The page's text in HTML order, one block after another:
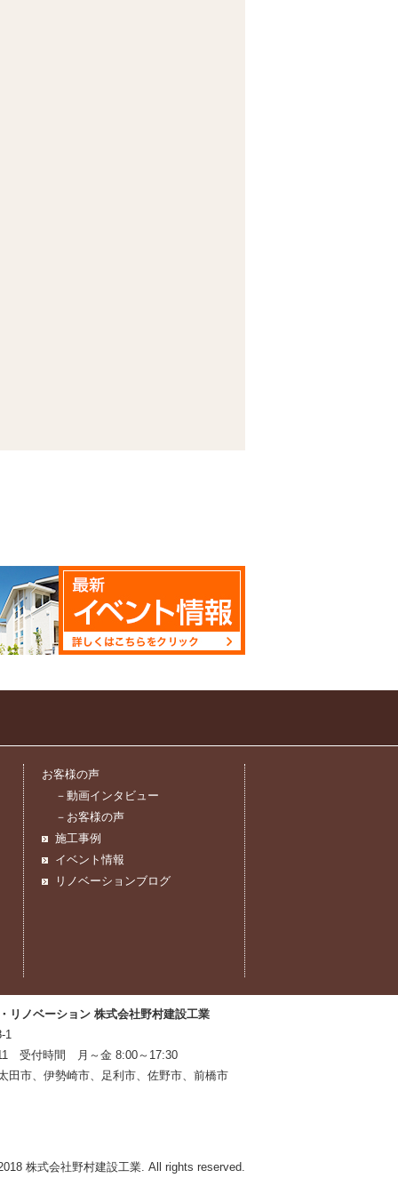
お客様の声
－動画インタビュー
－お客様の声
施工事例
イベント情報
リノベーションブログ
リノベーション 株式会社野村建設工業
1
受付時間 月～金 8:00～17:30
田市、伊勢崎市、足利市、佐野市、前橋市
株式会社野村建設工業. All rights reserved.